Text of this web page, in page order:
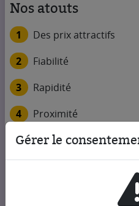
Nos atouts
1
Des prix attractifs
2
Fiabilité
3
Rapidité
4
Proximité
Nous contacter
contact@yes-change.com
Gérer le